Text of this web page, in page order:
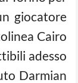
giocatore
Cairo
adesso
Darmian